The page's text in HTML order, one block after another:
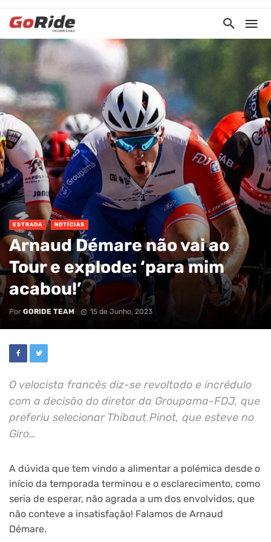
ESTRADA NOTÍCIAS
Arnaud Démare não vai ao
Tour e explode: ‘para mim
acabou!’
Por GORIDE TEAM 15 de Junho, 2023
O velocista francês diz-se revoltado e incrédulo
com a decisão do diretor da Groupama-FDJ, que
preferiu selecionar Thibaut Pinot, que esteve no
Giro…
A dúvida que tem vindo a alimentar a polémica desde o
início da temporada terminou e o esclarecimento, como
seria de esperar, não agrada a um dos envolvidos, que
não conteve a insatisfação! Falamos de Arnaud
Démare.